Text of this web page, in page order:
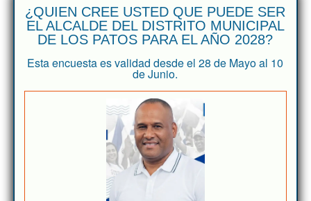
¿QUIEN CREE USTED QUE PUEDE SER
EL ALCALDE DEL DISTRITO MUNICIPAL
DE LOS PATOS PARA EL AÑO 2028?
Esta encuesta es validad desde el 28 de Mayo al 10
de Junio.